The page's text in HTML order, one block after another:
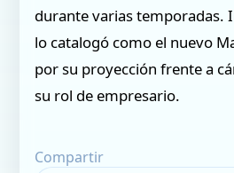
durante varias temporadas.
lo catalogó como el nuevo
por su proyección frente a
su rol de empresario.
Compartir